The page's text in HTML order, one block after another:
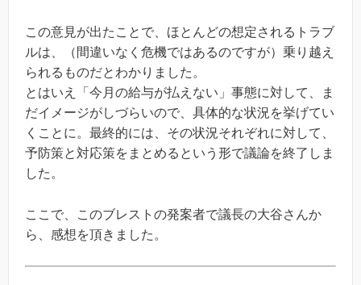
この意見が出たことで、ほとんどの想定されるトラブ
ルは、（間違いなく危機ではあるのですが）乗り越え
られるものだとわかりました。
とはいえ「今月の給与が払えない」事態に対して、ま
だイメージがしづらいので、具体的な状況を挙げてい
くことに。最終的には、その状況それぞれに対して、
予防策と対応策をまとめるという形で議論を終了しま
した。
ここで、このブレストの発案者で議長の大谷さんか
ら、感想を頂きました。